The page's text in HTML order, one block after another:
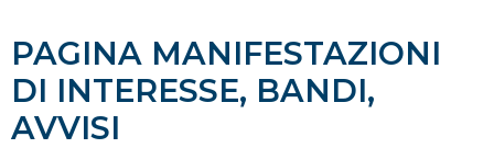
PAGINA MANIFESTAZIONI
DI INTERESSE, BANDI,
AVVISI